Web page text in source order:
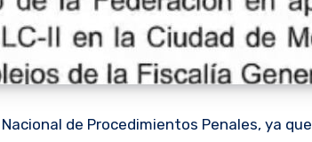
de Procedimientos Penales, ya que